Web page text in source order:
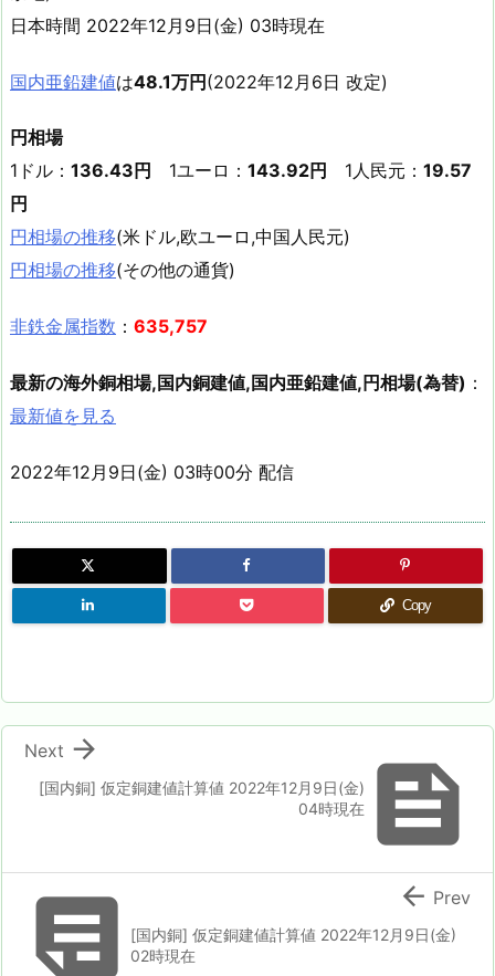
日本時間 2022年12月9日(金) 03時現在
国内亜鉛建値は48.1万円(2022年12月6日 改定)
円相場
1ドル： 136.43円 1ユーロ： 143.92円 1人民元： 19.57
円
円相場の推移(米ドル,欧ユーロ,中国人民元)
円相場の推移(その他の通貨)
非鉄金属指数 ： 635,757
最新の海外銅相場,国内銅建値,国内亜鉛建値,円相場(為替) ：
最新値を見る
2022年12月9日(金) 03時00分 配信
Copy

[国内銅] 仮定銅建値計算値 2022年12月9日(金)
04時現在

Next
[国内銅] 仮定銅建値計算値 2022年12月9日(金)
02時現在
 Prev